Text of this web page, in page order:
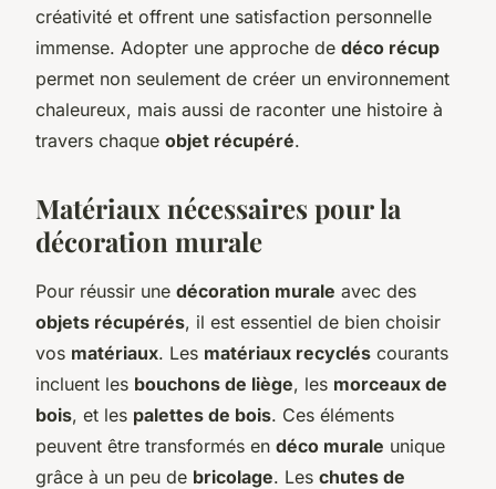
créativité et offrent une satisfaction personnelle
immense. Adopter une approche de déco récup
permet non seulement de créer un environnement
chaleureux, mais aussi de raconter une histoire à
travers chaque objet récupéré.
Matériaux nécessaires pour la
décoration murale
Pour réussir une décoration murale avec des
objets récupérés, il est essentiel de bien choisir
vos matériaux. Les matériaux recyclés courants
incluent les bouchons de liège, les morceaux de
bois, et les palettes de bois. Ces éléments
peuvent être transformés en déco murale unique
grâce à un peu de bricolage. Les chutes de